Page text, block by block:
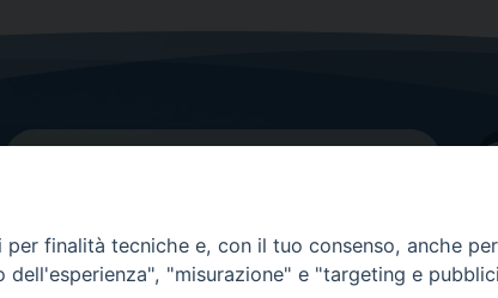
Contatti principali
finalità tecniche e, con il tuo consenso, anche
"misurazione" e "targeting e